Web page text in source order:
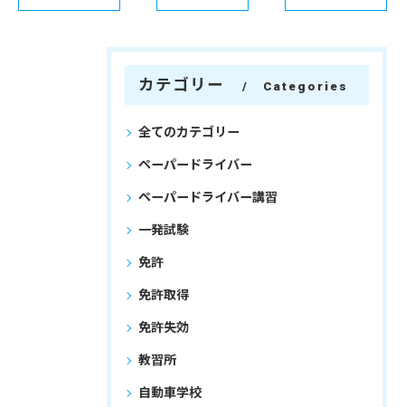
カテゴリー Categories
全てのカテゴリー
ペーパードライバー
ペーパードライバー講習
一発試験
免許
免許取得
免許失効
教習所
自動車学校